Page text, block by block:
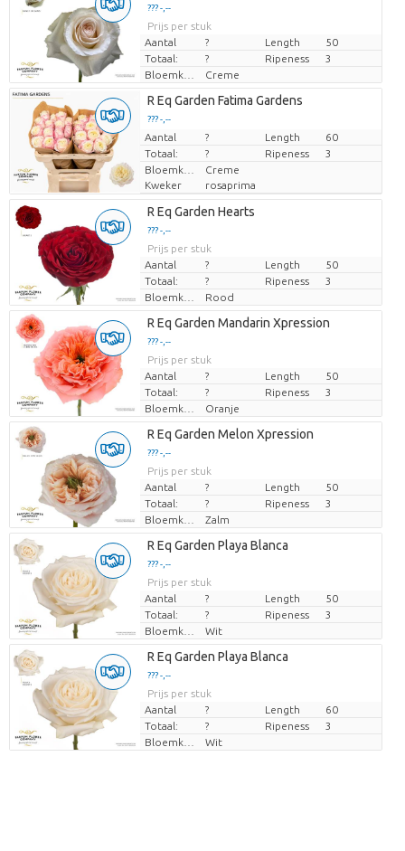
??? -,--
Prijs per stuk
Aantal
? Length
50
Totaal:
? Ripeness
3
Bloemkleur
Creme
R Eq Garden Fatima Gardens
??? -,--
Prijs per stuk
Aantal ? Length
60
Totaal:
? Ripeness
3
Bloemkleur
Creme
Kweker
rosaprima
R Eq Garden Hearts
??? -,--
Prijs per stuk
Aantal
? Length
50
Totaal:
? Ripeness
3
Bloemkleur
Rood
R Eq Garden Mandarin Xpression
??? -,--
Prijs per stuk
Aantal
? Length
50
Totaal:
? Ripeness
3
Bloemkleur
Oranje
R Eq Garden Melon Xpression
??? -,--
Prijs per stuk
Aantal
? Length
50
Totaal:
? Ripeness
3
Bloemkleur
Zalm
R Eq Garden Playa Blanca
??? -,--
Prijs per stuk
Aantal
? Length
50
Totaal:
? Ripeness
3
Bloemkleur
Wit
R Eq Garden Playa Blanca
??? -,--
Prijs per stuk
Aantal
? Length
60
Totaal:
? Ripeness
3
Bloemkleur
Wit